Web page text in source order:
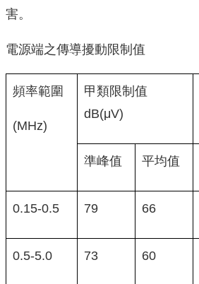
害。
電源端之傳導擾動限制值
頻率範圍
(MHz)
甲類限制值
dB(μV)
準峰值 平均值
0.15-0.5 79 66
0.5-5.0 73 60